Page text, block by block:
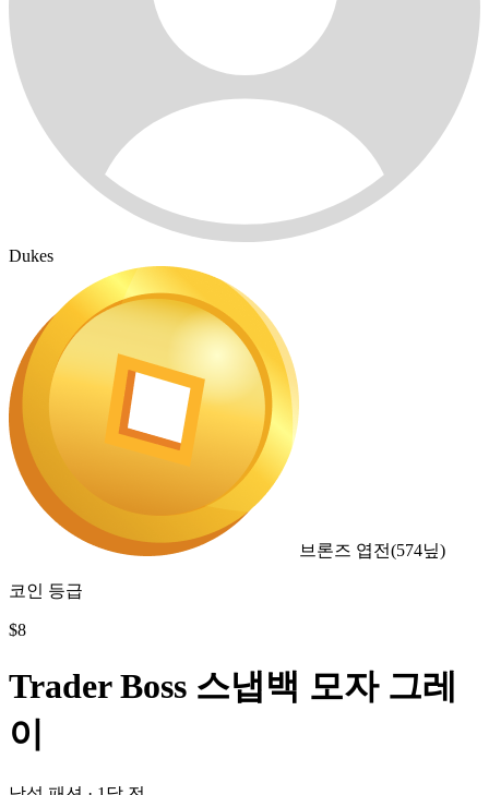
Dukes
브론즈 엽전(574닢)
코인 등급
$8
Trader Boss 스냅백 모자 그레
이